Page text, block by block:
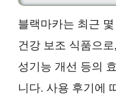
블랙마카는 최근
건강 보조 식품으
성기능 개선 등의
니다. 사용 후기에